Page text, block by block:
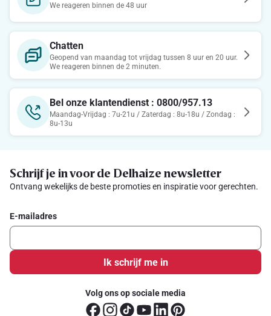
We reageren binnen de 48 uur
Chatten
Geopend van maandag tot vrijdag tussen 8 uur en 20 uur.
We reageren binnen de 2 minuten.
Bel onze klantendienst : 0800/957.13
Maandag-Vrijdag : 7u-21u / Zaterdag : 8u-18u / Zondag :
8u-13u
Schrijf je in voor de Delhaize newsletter
Ontvang wekelijks de beste promoties en inspiratie voor gerechten.
E-mailadres
Ik schrijf me in
Volg ons op sociale media